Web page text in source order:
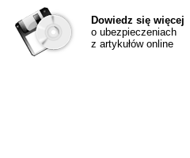
Dowiedz się więcej
o ubezpieczeniach
z artykułów online